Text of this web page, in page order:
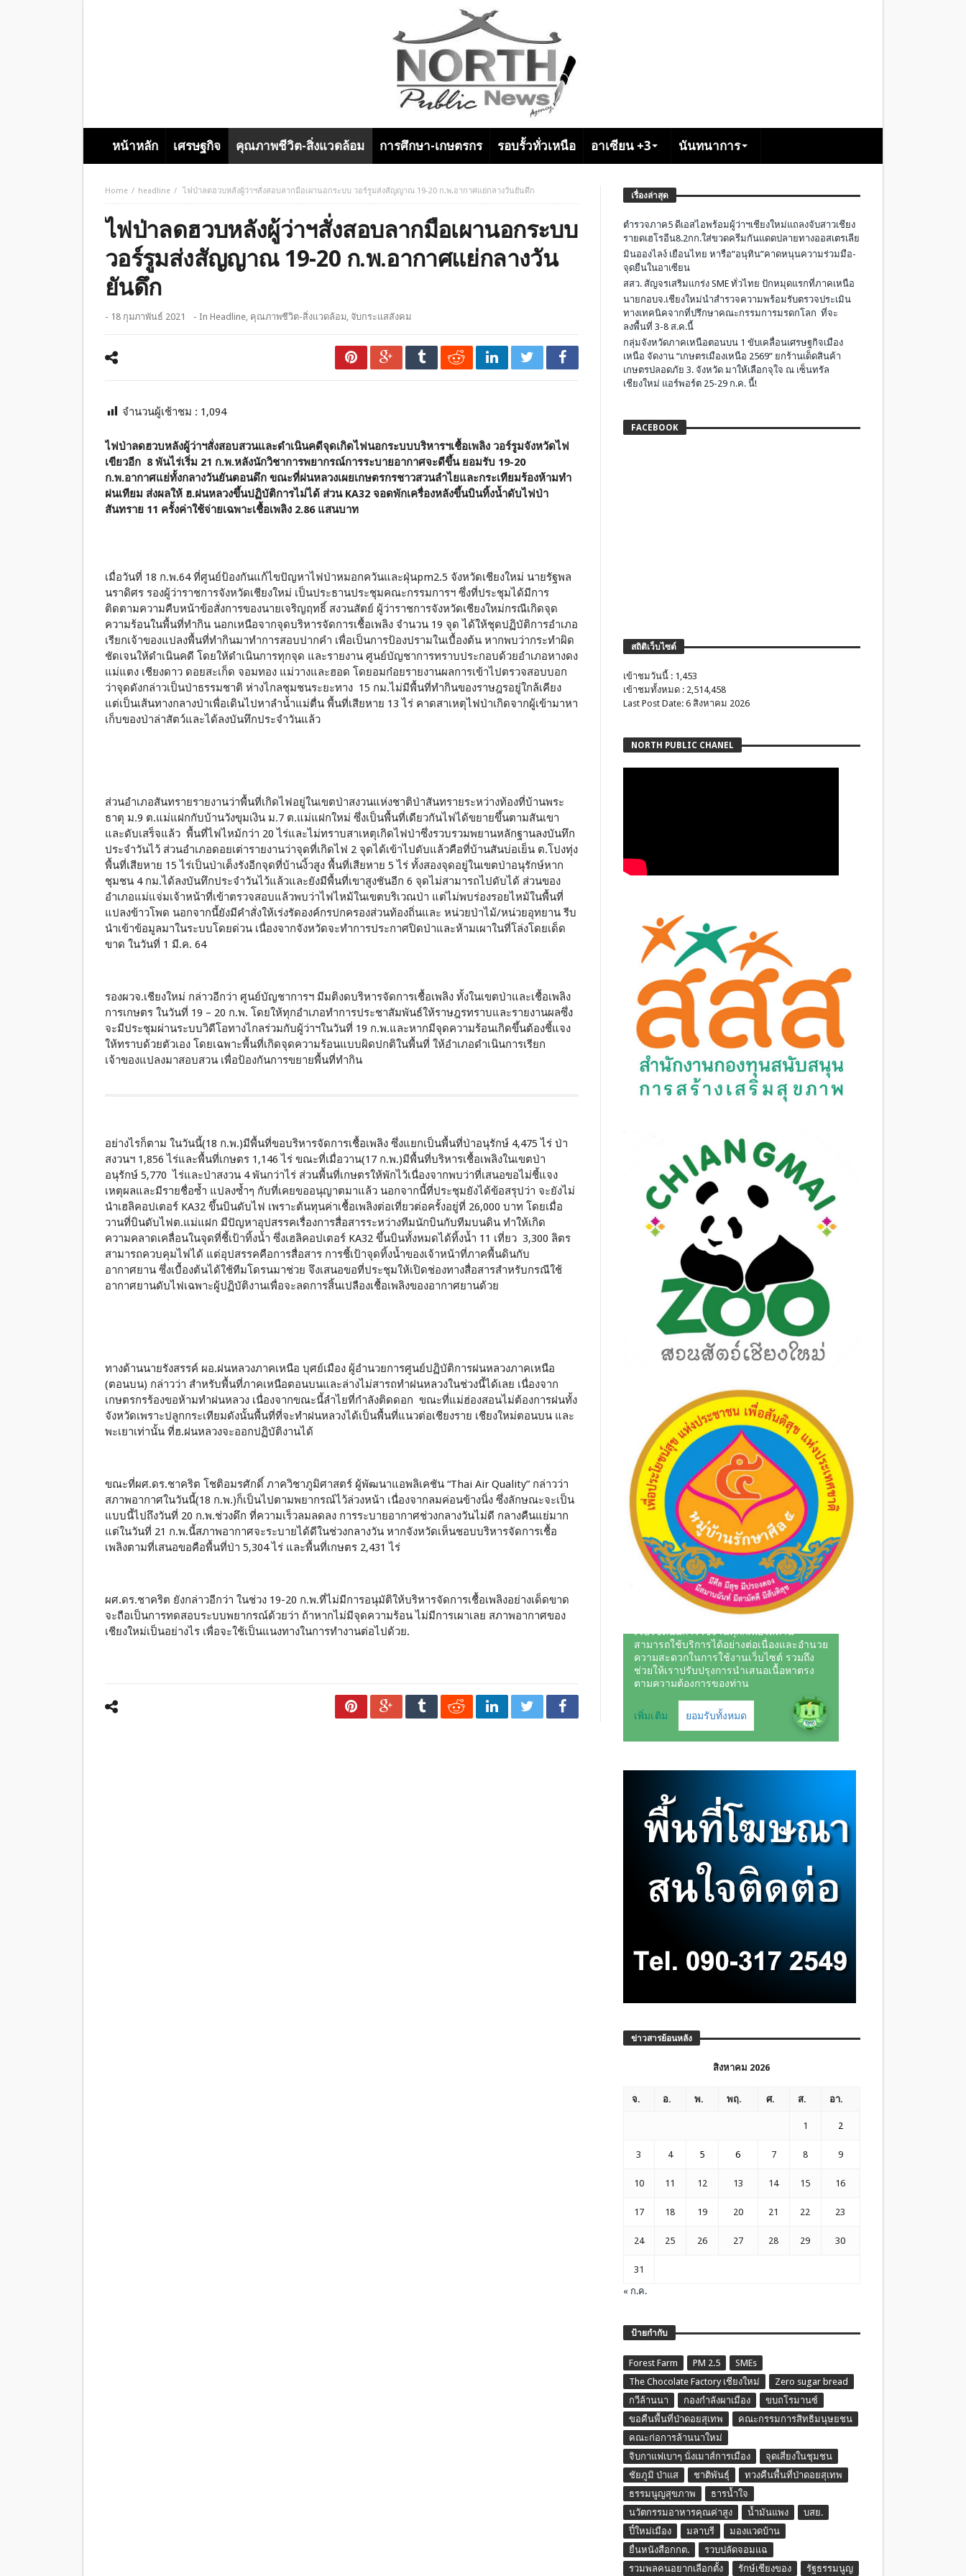
หน้าหลัก เศรษฐกิจ คุณภาพชีวิต-สิ่งแวดล้อม การศึกษา-เกษตรกร รอบรั้วทั่วเหนือ อาเซียน +3 นันทนาการ
Home headline ไฟป่าลดฮวบหลังผู้ว่าฯสั่งสอบลากมือเผานอกระบบ วอร์รูมส่งสัญญาณ 19-20 ก.พ.อากาศแย่กลางวันยันดึก
ไฟป่าลดฮวบหลังผู้ว่าฯสั่งสอบลากมือเผานอกระบบ
วอร์รูมส่งสัญญาณ 19-20 ก.พ.อากาศแย่กลางวัน
ยันดึก
- 18 กุมภาพันธ์ 2021 - In Headline, คุณภาพชีวิต-สิ่งแวดล้อม, จับกระแสสังคม
จำนวนผู้เช้าชม : 1,094
ไฟป่าลดฮวบหลังผู้ว่าฯสั่งสอบสวนและดำเนินคดีจุดเกิดไฟนอกระบบบริหารฯเชื้อเพลิง วอร์รูมจังหวัดไฟ
เขียวอีก 8 พันไร่เริ่ม 21 ก.พ.หลังนักวิชาการพยากรณ์การระบายอากาศจะดีขึ้น ยอมรับ 19-20
ก.พ.อากาศแย่ทั้งกลางวันยันตอนดึก ขณะที่ฝนหลวงเผยเกษตรกรชาวสวนลำไยและกระเทียมร้องห้ามทำ
ฝนเทียม ส่งผลให้ ฮ.ฝนหลวงขึ้นปฏิบัติการไม่ได้ ส่วน KA32 จอดพักเครื่องหลังขึ้นบินทิ้งน้ำดับไฟป่า
สันทราย 11 ครั้งค่าใช้จ่ายเฉพาะเชื้อเพลิง 2.86 แสนบาท
เมื่อวันที่ 18 ก.พ.64 ที่ศูนย์ป้องกันแก้ไขปัญหาไฟป่าหมอกควันและฝุ่นpm2.5 จังหวัดเชียงใหม่ นายรัฐพล
นราดิศร รองผู้ว่าราชการจังหวัดเชียงใหม่ เป็นประธานประชุมคณะกรรมการฯ ซึ่งที่ประชุมได้มีการ
ติดตามความคืบหน้าข้อสั่งการของนายเจริญฤทธิ์ สงวนสัตย์ ผู้ว่าราชการจังหวัดเชียงใหม่กรณีเกิดจุด
ความร้อนในพื้นที่ทำกิน นอกเหนือจากจุดบริหารจัดการเชื้อเพลิง จำนวน 19 จุด ได้ให้ชุดปฏิบัติการอำเภอ
เรียกเจ้าของแปลงพื้นที่ทำกินมาทำการสอบปากคำ เพื่อเป็นการป้องปรามในเบื้องต้น หากพบว่ากระทำผิด
ชัดเจนให้ดำเนินคดี โดยให้ดำเนินการทุกจุด และรายงาน ศูนย์บัญชาการทราบประกอบด้วยอำเภอหางดง
แม่แตง เชียงดาว ดอยสะเก็ด จอมทอง แม่วางและฮอด โดยอมก๋อยรายงานผลการเข้าไปตรวจสอบบอก
ว่าจุดดังกล่าวเป็นป่าธรรมชาติ ห่างไกลชุมชนระยะทาง 15 กม.ไม่มีพื้นที่ทำกินของราษฎรอยู่ใกล้เคียง
แต่เป็นเส้นทางกลางป่าเพื่อเดินไปหาลำน้ำแม่ตื่น พื้นที่เสียหาย 13 ไร่ คาดสาเหตุไฟป่าเกิดจากผู้เข้ามาหา
เก็บของป่าล่าสัตว์และได้ลงบันทึกประจำวันแล้ว
ส่วนอำเภอสันทรายรายงานว่าพื้นที่เกิดไฟอยู่ในเขตป่าสงวนแห่งชาติป่าสันทรายระหว่างท้องที่บ้านพระ
ธาตุ ม.9 ต.แม่แฝกกับบ้านวังขุมเงิน ม.7 ต.แม่แฝกใหม่ ซึ่งเป็นพื้นที่เดียวกันไฟได้ขยายขึ้นตามสันเขา
และดับเสร็จแล้ว พื้นที่ไฟไหม้กว่า 20 ไร่และไม่ทราบสาเหตุเกิดไฟป่าซึ่งรวบรวมพยานหลักฐานลงบันทึก
ประจำวันไว้ ส่วนอำเภอดอยเต่ารายงานว่าจุดที่เกิดไฟ 2 จุดได้เข้าไปดับแล้วคือที่บ้านสันบ่อเย็น ต.โปงทุ่ง
พื้นที่เสียหาย 15 ไร่เป็นป่าเต็งรังอีกจุดที่บ้านงิ้วสูง พื้นที่เสียหาย 5 ไร่ ทั้งสองจุดอยู่ในเขตป่าอนุรักษ์หาก
ชุมชน 4 กม.ได้ลงบันทึกประจำวันไว้แล้วและยังมีพื้นที่เขาสูงชันอีก 6 จุดไม่สามารถไปดับได้ ส่วนของ
อำเภอแม่แจ่มเจ้าหน้าที่เข้าตรวจสอบแล้วพบว่าไฟไหม้ในเขตบริเวณป่า แต่ไม่พบร่องรอยไหม้ในพื้นที่
แปลงข้าวโพด นอกจากนี้ยังมีคำสั่งให้เร่งรัดองค์กรปกครองส่วนท้องถิ่นและ หน่วยป่าไม้/หน่วยอุทยาน รีบ
นำเข้าข้อมูลมาในระบบโดยด่วน เนื่องจากจังหวัดจะทำการประกาศปิดป่าและห้ามเผาในที่โล่งโดยเด็ด
ขาด ในวันที่ 1 มี.ค. 64
รองผวจ.เชียงใหม่ กล่าวอีกว่า ศูนย์บัญชาการฯ มีมติงดบริหารจัดการเชื้อเพลิง ทั้งในเขตป่าและเชื้อเพลิง
การเกษตร ในวันที่ 19 – 20 ก.พ. โดยให้ทุกอำเภอทำการประชาสัมพันธ์ให้ราษฎรทราบและรายงานผลซึ่ง
จะมีประชุมผ่านระบบวิดีโอทางไกลร่วมกับผู้ว่าฯในวันที่ 19 ก.พ.และหากมีจุดความร้อนเกิดขึ้นต้องชี้แจง
ให้ทราบด้วยตัวเอง โดยเฉพาะพื้นที่เกิดจุดความร้อนแบบผิดปกติในพื้นที่ ให้อำเภอดำเนินการเรียก
เจ้าของแปลงมาสอบสวน เพื่อป้องกันการขยายพื้นที่ทำกิน
อย่างไรก็ตาม ในวันนี้(18 ก.พ.)มีพื้นที่ขอบริหารจัดการเชื้อเพลิง ซึ่งแยกเป็นพื้นที่ป่าอนุรักษ์ 4,475 ไร่ ป่า
สงวนฯ 1,856 ไร่และพื้นที่เกษตร 1,146 ไร่ ขณะที่เมื่อวาน(17 ก.พ.)มีพื้นที่บริหารเชื้อเพลิงในเขตป่า
อนุรักษ์ 5,770 ไร่และป่าสงวน 4 พันกว่าไร่ ส่วนพื้นที่เกษตรให้พักไว้เนื่องจากพบว่าที่เสนอขอไม่ชี้แจง
เหตุผลและมีรายชื่อซ้ำ แปลงซ้ำๆ กับที่เคยขออนุญาตมาแล้ว นอกจากนี้ที่ประชุมยังได้ข้อสรุปว่า จะยังไม่
นำเฮลิคอปเตอร์ KA32 ขึ้นบินดับไฟ เพราะต้นทุนค่าเชื้อเพลิงต่อเที่ยวต่อครั้งอยู่ที่ 26,000 บาท โดยเมื่อ
วานที่บินดับไฟต.แม่แฝก มีปัญหาอุปสรรคเรื่องการสื่อสารระหว่างทีมนักบินกับทีมบนดิน ทำให้เกิด
ความคลาดเคลื่อนในจุดที่ชี้เป้าทิ้งน้ำ ซึ่งเฮลิคอปเตอร์ KA32 ขึ้นบินทั้งหมดได้ทิ้งน้ำ 11 เที่ยว 3,300 ลิตร
สามารถควบคุมไฟได้ แต่อุปสรรคคือการสื่อสาร การชี้เป้าจุดทิ้งน้ำของเจ้าหน้าที่ภาคพื้นดินกับ
อากาศยาน ซึ่งเบื้องต้นได้ใช้ทีมโดรนมาช่วย จึงเสนอขอที่ประชุมให้เปิดช่องทางสื่อสารสำหรับกรณีใช้
อากาศยานดับไฟเฉพาะผู้ปฏิบัติงานเพื่อจะลดการสิ้นเปลืองเชื้อเพลิงของอากาศยานด้วย
ทางด้านนายรังสรรค์ ผอ.ฝนหลวงภาคเหนือ บุศย์เมือง ผู้อำนวยการศูนย์ปฏิบัติการฝนหลวงภาคเหนือ
(ตอนบน) กล่าวว่า สำหรับพื้นที่ภาคเหนือตอนบนและล่างไม่สารถทำฝนหลวงในช่วงนี้ได้เลย เนื่องจาก
เกษตรกรร้องขอห้ามทำฝนหลวง เนื่องจากขณะนี้ลำไยที่กำลังติดดอก ขณะที่แม่ฮ่องสอนไม่ต้องการฝนทั้ง
จังหวัดเพราะปลูกกระเทียมดังนั้นพื้นที่ที่จะทำฝนหลวงได้เป็นพื้นที่แนวต่อเชียงราย เชียงใหม่ตอนบน และ
พะเยาเท่านั้น ที่ฮ.ฝนหลวงจะออกปฏิบัติงานได้
ขณะที่ผศ.ดร.ชาคริต โชติอมรศักดิ์ ภาควิชาภูมิศาสตร์ ผู้พัฒนาแอพลิเคชัน “Thai Air Quality” กล่าวว่า
สภาพอากาศในวันนี้(18 ก.พ.)ก็เป็นไปตามพยากรณ์ไว้ล่วงหน้า เนื่องจากลมค่อนข้างนิ่ง ซึ่งลักษณะจะเป็น
แบบนี้ไปถึงวันที่ 20 ก.พ.ช่วงดึก ที่ความเร็วลมลดลง การระบายอากาศช่วงกลางวันไม่ดี กลางคืนแย่มาก
แต่ในวันที่ 21 ก.พ.นี้สภาพอากาศจะระบายได้ดีในช่วงกลางวัน หากจังหวัดเห็นชอบบริหารจัดการเชื้อ
เพลิงตามที่เสนอขอคือพื้นที่ป่า 5,304 ไร่ และพื้นที่เกษตร 2,431 ไร่
ผศ.ดร.ชาคริต ยังกล่าวอีกว่า ในช่วง 19-20 ก.พ.ที่ไม่มีการอนุมัติให้บริหารจัดการเชื้อเพลิงอย่างเด็ดขาด
จะถือเป็นการทดสอบระบบพยากรณ์ด้วยว่า ถ้าหากไม่มีจุดความร้อน ไม่มีการเผาเลย สภาพอากาศของ
เชียงใหม่เป็นอย่างไร เพื่อจะใช้เป็นแนงทางในการทำงานต่อไปด้วย.
เรื่องล่าสุด
ตำรวจภาค5 ดีเอสไอพร้อมผู้ว่าฯเชียงใหม่แถลงจับสาวเชียง
รายดเฮโรอีน8.2กก.ใส่ขวดครีมกันแดดปลายทางออสเตรเลีย
มินอองไลง์ เยือนไทย หารือ”อนุทิน”คาดหนุนความร่วมมือ-
จุดยืนในอาเซียน
สสว. สัญจรเสริมแกร่ง SME ทั่วไทย ปักหมุดแรกที่ภาคเหนือ
นายกอบจ.เชียงใหม่นำสำรวจความพร้อมรับตรวจประเมิน
ทางเทคนิคจากที่ปรึกษาคณะกรรมการมรดกโลก ที่จะ
ลงพื้นที่ 3-8 ส.ค.นี้
กลุ่มจังหวัดภาคเหนือตอนบน 1 ขับเคลื่อนเศรษฐกิจเมือง
เหนือ จัดงาน “เกษตรเมืองเหนือ 2569” ยกร้านเด็ดสินค้า
เกษตรปลอดภัย 3. จังหวัด มาให้เลือกจุใจ ณ เซ็นทรัล
เชียงใหม่ แอร์พอร์ต 25-29 ก.ค. นี้!
FACEBOOK
สถิติเว็บไซต์
เข้าชมวันนี้ : 1,453
เข้าชมทั้งหมด : 2,514,458
Last Post Date: 6 สิงหาคม 2026
NORTH PUBLIC CHANEL
ข่าวสารย้อนหลัง
สิงหาคม 2026
จ. อ. พ. พฤ. ศ. ส. อา.
1 2
3 4 5 6 7 8 9
10 11 12 13 14 15 16
17 18 19 20 21 22 23
24 25 26 27 28 29 30
31
« ก.ค.
ป้ายกำกับ
Forest Farm PM 2.5
SMEs
The Chocolate Factory เชียงใหม่
Zero sugar bread
กวีล้านนา
กองกำลังผาเมือง
ขบถโรมานซ์
ขอคืนพื้นที่ป่าดอยสุเทพ
คณะกรรมการสิทธิมนุษยชน
คณะก่อการล้านนาใหม่
จิบกาแฟเบาๆ นั่งเมาส์การเมือง
จุดเสี่ยงในชุมชน
ชัยภูมิ ป่าแส
ชาติพันธุ์
ทวงคืนพื้นที่ป่าดอยสุเทพ
ธรรมนูญสุขภาพ
ธารน้ำใจ
นวัตกรรมอาหารคุณค่าสูง
น้ำมันแพง
บสย.
ปี๋ใหม่เมือง
มลาบรี
มองแวดบ้าน
ยื่นหนังสือกกต.
รวบปลัดจอมแฉ
รวมพลคนอยากเลือกตั้ง
รักษ์เชียงของ รัฐธรรมนูญ